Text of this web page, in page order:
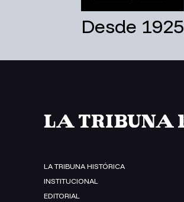
Desde 1925
LA TRIBUNA HISTÓRICA
INSTITUCIONAL
EDITORIAL